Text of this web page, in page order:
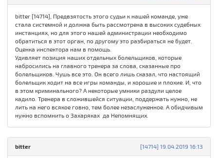
bitter [14714], Предвзятость этого судьи к нашей команде, уже
стала системной и должна быть рассмотрена в высоких судебных
инстанциях, но для этого нашей администрации необходимо
обратиться в этот орган, по другому это разбираться не будет.
Оценка инспектора нам в помощь.
Удивляет позиция наших отдельных болельщиков, которые
набросились на главного тренера за слова, сказанные про
болельщиков. Чушь все это. Он всего лишь сказал, что настоящий
болельщик ходит на все игры команды, и хорошие и плохие. И, что
в этом криминального? А некоторые умники раздули целое
кадило. Тренера в сложившейся ситуации, поддержать нужно, не
лить на него всякое говно, тем более незаслуженное. А обидчивым
нужно вспомнить о Захаряках да Непомнящих.
[14714] 19.04.2019 16:13
bitter